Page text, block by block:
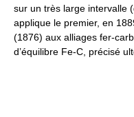
sur un très large intervalle
applique le premier, en
(1876) aux alliages fer-
d’équilibre Fe-C, précisé